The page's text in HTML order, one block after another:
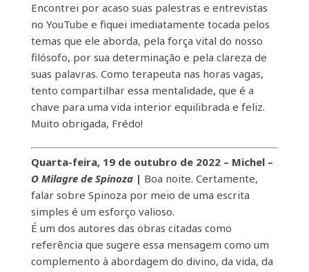
Encontrei por acaso suas palestras e entrevistas
no YouTube e fiquei imediatamente tocada pelos
temas que ele aborda, pela força vital do nosso
filósofo, por sua determinação e pela clareza de
suas palavras. Como terapeuta nas horas vagas,
tento compartilhar essa mentalidade, que é a
chave para uma vida interior equilibrada e feliz.
Muito obrigada, Frédo!
Quarta-feira, 19 de outubro de 2022 – Michel–
O Milagre de Spinoza| Boa noite. Certamente,
falar sobre Spinoza por meio de uma escrita
simples é um esforço valioso.
É um dos autores das obras citadas como
referência que sugere essa mensagem como um
complemento à abordagem do divino, da vida, da